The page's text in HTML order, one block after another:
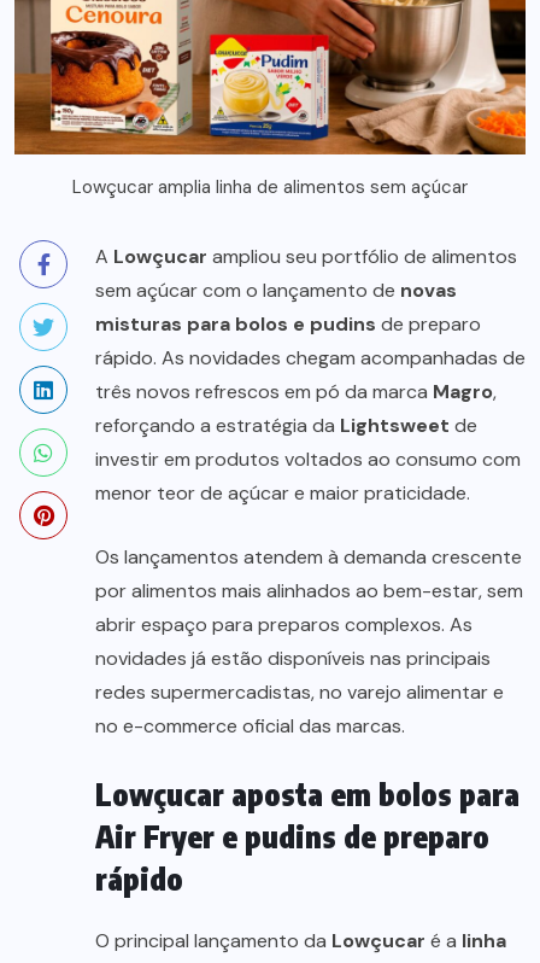
Lowçucar amplia linha de alimentos sem açúcar
A Lowçucar ampliou seu portfólio de alimentos
sem açúcar com o lançamento de novas
misturas para bolos e pudins de preparo
rápido. As novidades chegam acompanhadas de
três novos refrescos em pó da marca Magro,
reforçando a estratégia da Lightsweet de
investir em produtos voltados ao consumo com
menor teor de açúcar e maior praticidade.
Os lançamentos atendem à demanda crescente
por alimentos mais alinhados ao bem-estar, sem
abrir espaço para preparos complexos. As
novidades já estão disponíveis nas principais
redes supermercadistas, no varejo alimentar e
no e-commerce oficial das marcas.
Lowçucar aposta em bolos para
Air Fryer e pudins de preparo
rápido
O principal lançamento da Lowçucar é a linha